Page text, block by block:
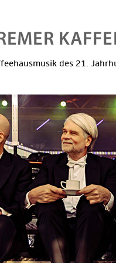
des 21.